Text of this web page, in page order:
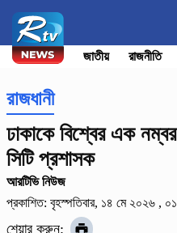
জাতীয় রাজনীতি
রাজধানী
ঢাকাকে বিশ্বের এক
সিটি প্রশাসক
আরটিভি নিউজ
প্রকাশিত: বৃহস্পতিবার, ১৪ মে ২০২৬ ,
শেয়ার করুন: